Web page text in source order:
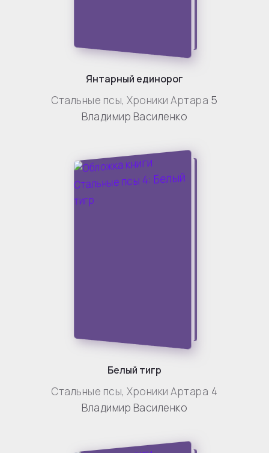
Янтарный единорог
Стальные псы,Хроники Артара 5
Владимир Василенко
Белый тигр
Стальные псы,Хроники Артара 4
Владимир Василенко